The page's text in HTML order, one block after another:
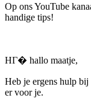
Op ons YouTube
handige tips!
HГ� hallo maatje,
Heb je ergens hulp
er voor je.